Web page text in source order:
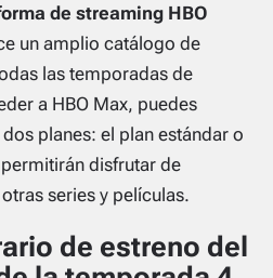
de streaming HBO
un amplio catálogo de
las temporadas de
a HBO Max, puedes
planes: el plan estándar o
disfrutar de
series y películas.
de estreno del